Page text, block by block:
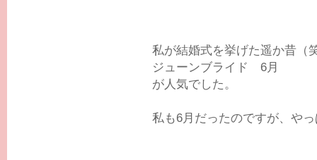
私が結婚式を挙げた遥か昔（
ジューンブライド 6月
が人気でした。
私も6月だったのですが、や